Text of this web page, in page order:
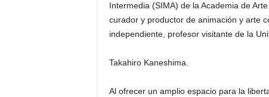
Intermedia (SIMA) de la Academia de
curador y productor de animación y arte
independiente, profesor visitante de la
Takahiro Kaneshima.
Al ofrecer un amplio espacio para la